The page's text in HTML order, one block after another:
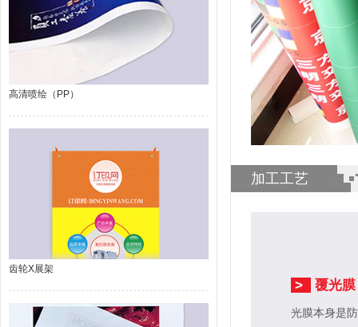
高清喷绘（PP）
齿轮X展架
加工工艺
> 覆光膜
光膜本身是